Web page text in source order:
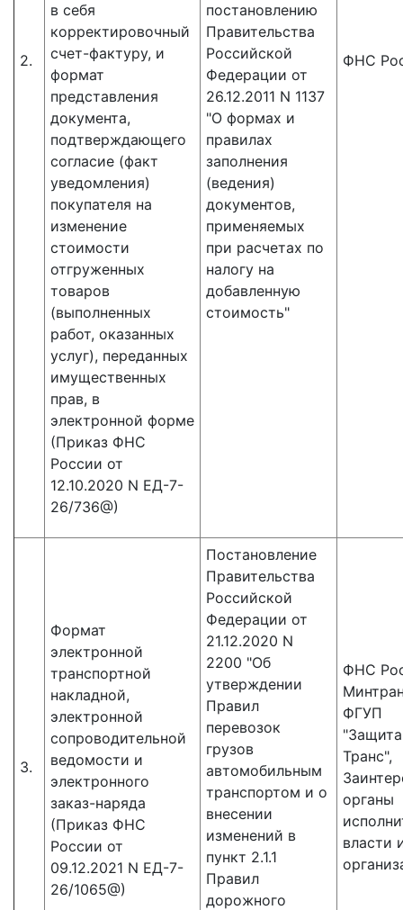
2.
в себя
корректировочный
счет-фактуру, и
формат
представления
документа,
подтверждающего
согласие (факт
уведомления)
покупателя на
изменение
стоимости
отгруженных
товаров
(выполненных
работ, оказанных
услуг), переданных
имущественных
прав, в
электронной форме
(Приказ ФНС
России от
12.10.2020 N ЕД-7-
26/736@)
постановлению
Правительства
Российской
Федерации от
26.12.2011 N 1137
"О формах и
правилах
заполнения
(ведения)
документов,
применяемых
при расчетах по
налогу на
добавленную
стоимость"
ФНС
3.
Формат
электронной
транспортной
накладной,
электронной
сопроводительной
ведомости и
электронного
заказ-наряда
(Приказ ФНС
России от
09.12.2021 N ЕД-7-
26/1065@)
Постановление
Правительства
Российской
Федерации от
21.12.2020 N
2200 "Об
утверждении
Правил
перевозок
грузов
автомобильным
транспортом и о
внесении
изменений в
пункт 2.1.1
Правил
дорожного
ФНС
ФГУП
Транс",
органы
власти